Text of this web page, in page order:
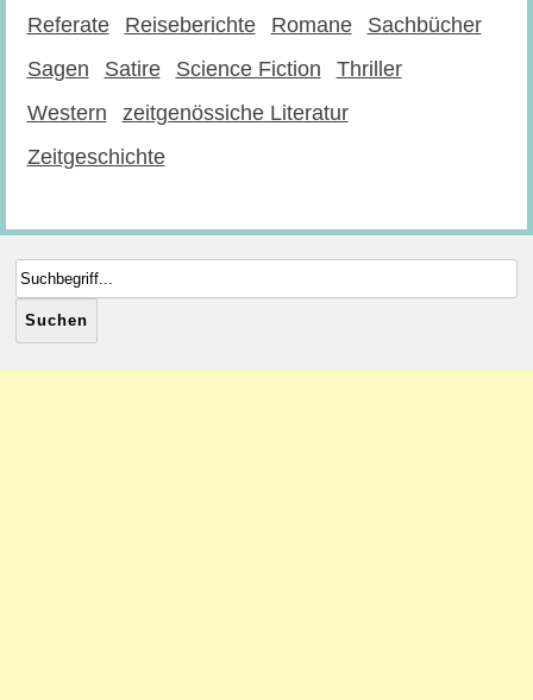
Referate
Reiseberichte Romane
Sachbücher
Sagen
Satire Science Fiction
Thriller
Western
zeitgenössiche Literatur
Zeitgeschichte